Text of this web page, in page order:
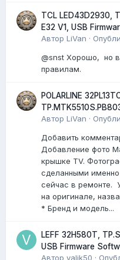
TCL LED43D2930,
E32 V1, USB
Автор LiVan ·
@snst Хорошо, но
правилам.
POLARLINE
Автор LiVan ·
Добавить
Добавление фото
крышке TV.
сделанными именно
сейчас в ремонте.
на оригинале,
* Бренд и модель...
LEFF 32H580T,
USB Firmware
Автор valik50 ·